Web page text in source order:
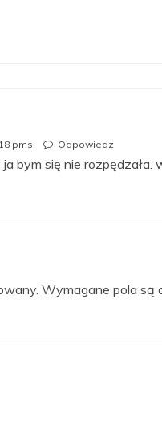
pms Odpowiedz
bym się nie rozpędzała.
Wymagane pola są